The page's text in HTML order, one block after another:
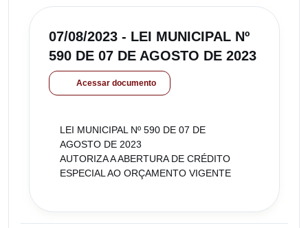
07/08/2023 - LEI MUNICIPAL Nº
590 DE 07 DE AGOSTO DE 2023
Acessar documento
LEI MUNICIPAL Nº 590 DE 07 DE
AGOSTO DE 2023
AUTORIZA A ABERTURA DE CRÉDITO
ESPECIAL AO ORÇAMENTO VIGENTE